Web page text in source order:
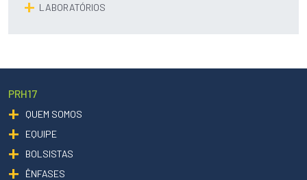
LABORATÓRIOS
PRH17
QUEM SOMOS
EQUIPE
BOLSISTAS
ÊNFASES